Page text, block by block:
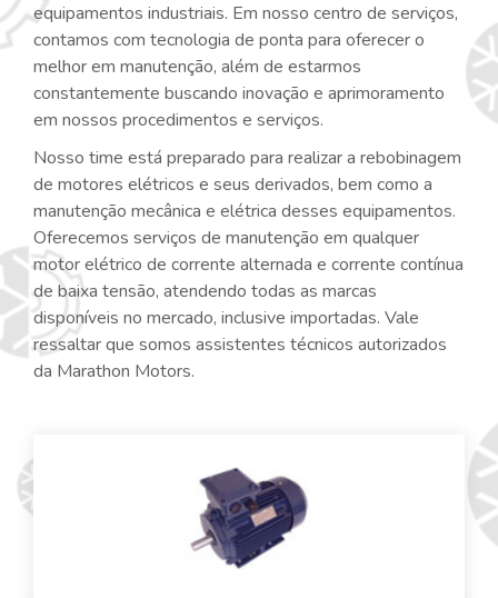
equipamentos industriais. Em nosso centro de serviços,
contamos com tecnologia de ponta para oferecer o
melhor em manutenção, além de estarmos
constantemente buscando inovação e aprimoramento
em nossos procedimentos e serviços.
Nosso time está preparado para realizar a rebobinagem
de motores elétricos e seus derivados, bem como a
manutenção mecânica e elétrica desses equipamentos.
Oferecemos serviços de manutenção em qualquer
motor elétrico de corrente alternada e corrente contínua
de baixa tensão, atendendo todas as marcas
disponíveis no mercado, inclusive importadas. Vale
ressaltar que somos assistentes técnicos autorizados
da Marathon Motors.